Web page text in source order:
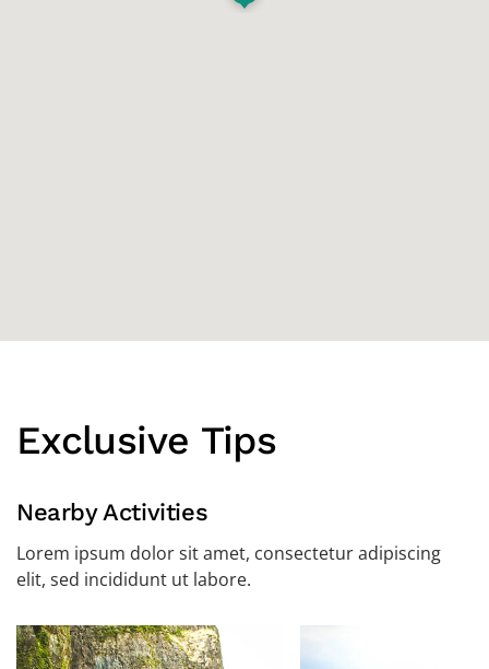
Exclusive Tips
Nearby Activities
Lorem ipsum dolor sit amet, consectetur adipiscing
elit, sed incididunt ut labore.